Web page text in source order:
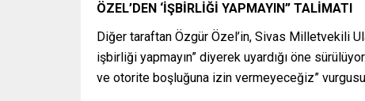
ÖZEL’DEN ‘İŞBİRLİĞİ YAPMAYIN” TALİMATI
Diğer taraftan Özgür Özel’in, Sivas Milletvekili
işbirliği yapmayın” diyerek uyardığı öne
ve otorite boşluğuna izin vermeyeceğiz”